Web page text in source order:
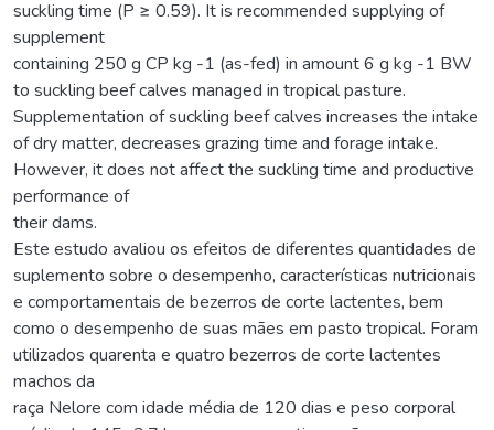
suckling time (P ≥ 0.59). It is recommended supplying of
supplement
containing 250 g CP kg -1 (as-fed) in amount 6 g kg -1 BW
to suckling beef calves managed in tropical pasture.
Supplementation of suckling beef calves increases the intake
of dry matter, decreases grazing time and forage intake.
However, it does not affect the suckling time and productive
performance of
their dams.
Este estudo avaliou os efeitos de diferentes quantidades de
suplemento sobre o desempenho, características nutricionais
e comportamentais de bezerros de corte lactentes, bem
como o desempenho de suas mães em pasto tropical. Foram
utilizados quarenta e quatro bezerros de corte lactentes
machos da
raça Nelore com idade média de 120 dias e peso corporal